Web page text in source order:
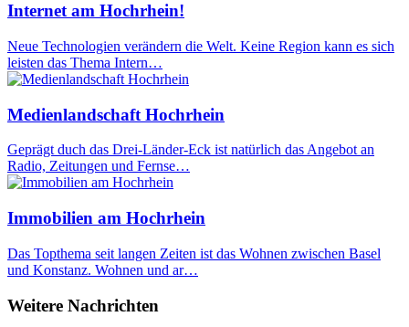
Internet am Hochrhein!
Neue Technologien verändern die Welt. Keine Region kann es sich
leisten das Thema Intern…
Medienlandschaft Hochrhein
Geprägt duch das Drei-Länder-Eck ist natürlich das Angebot an
Radio, Zeitungen und Fernse…
Immobilien am Hochrhein
Das Topthema seit langen Zeiten ist das Wohnen zwischen Basel
und Konstanz. Wohnen und ar…
Weitere Nachrichten